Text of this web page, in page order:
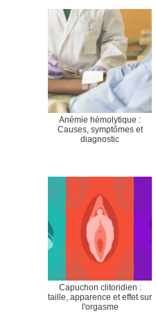
Anémie hémolytique :
Causes, symptômes et
diagnostic
Capuchon clitoridien :
taille, apparence et effet sur
l'orgasme